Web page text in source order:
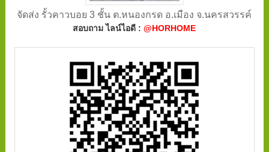
จัดส่ง รั้วคาวบอย 3 ชั้น ต.หนองกรด อ.เมือง จ.นครสวรรค์
สอบถาม ไลน์ไอดี :@HORHOME